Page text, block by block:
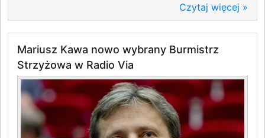
Czytaj więcej »
Mariusz Kawa nowo wybrany Burmistrz
Strzyżowa w Radio Via